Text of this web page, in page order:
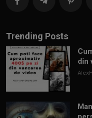
Trending Posts
din
AlexH